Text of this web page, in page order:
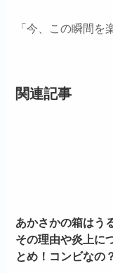
「今、この瞬間を
関連記事
あかさかの箱はう
その理由や炎上に
とめ！コンビなの